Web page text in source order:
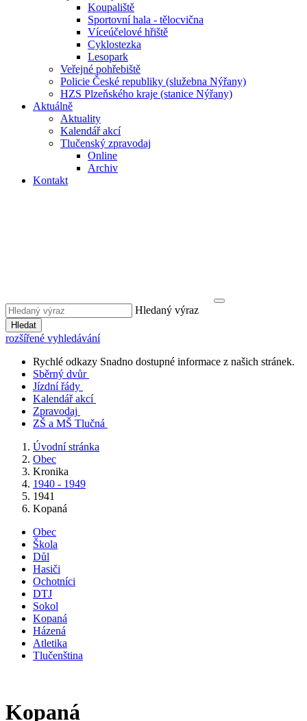
Koupaliště
Sportovní hala - tělocvična
Víceúčelové hřiště
Cyklostezka
Lesopark
Veřejné pohřebiště
Policie České republiky (služebna Nýřany)
HZS Plzeňského kraje (stanice Nýřany)
Aktuálně
Aktuality
Kalendář akcí
Tlučenský zpravodaj
Online
Archiv
Kontakt
Hledaný výraz
Hledat
rozšířené vyhledávání
Rychlé odkazy Snadno dostupné informace z našich stránek.
Sběrný dvůr
Jízdní řády
Kalendář akcí
Zpravodaj
ZŠ a MŠ Tlučná
Úvodní stránka
Obec
Kronika
1940 - 1949
1941
Kopaná
Obec
Škola
Důl
Hasiči
Ochotníci
DTJ
Sokol
Kopaná
Házená
Atletika
Tlučenština
Kopaná